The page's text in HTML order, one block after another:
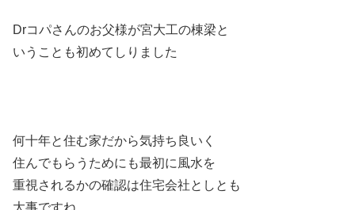
Drコパさんのお父様が宮大工の棟梁と
いうことも初めてしりました
何十年と住む家だから気持ち良いく
住んでもらうためにも最初に風水を
重視されるかの確認は住宅会社としとも
大事ですね。